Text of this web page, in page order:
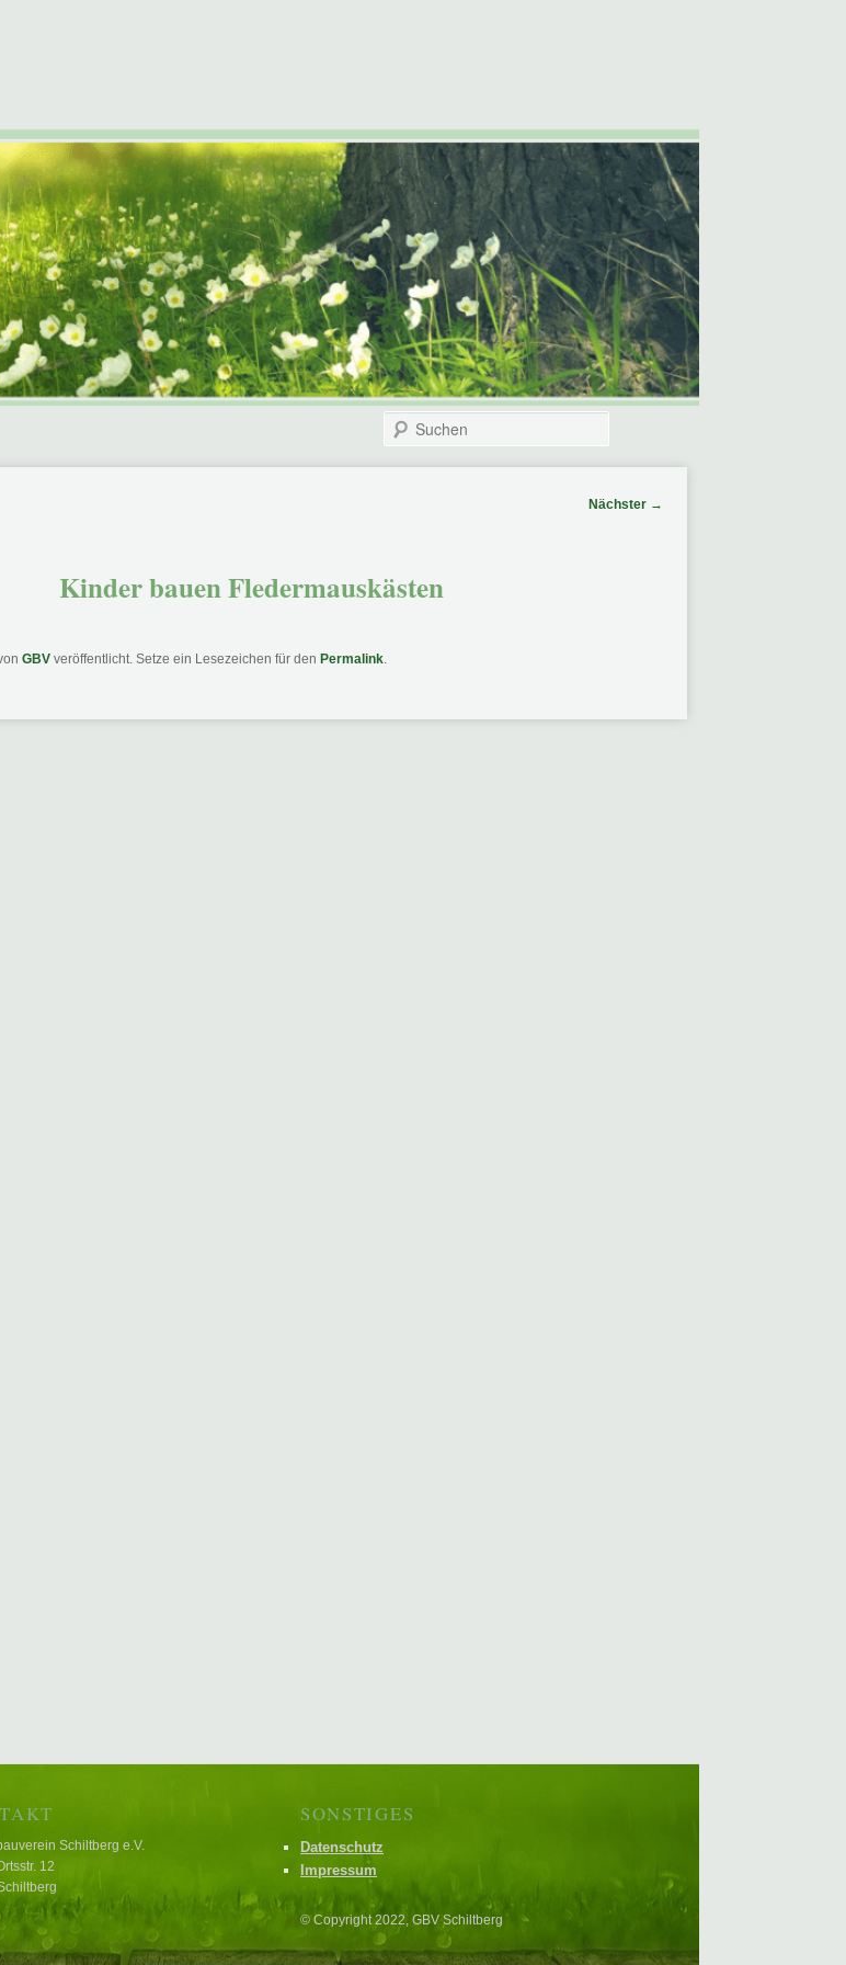
Nächster →
Kinder bauen Fledermauskästen
GBV veröffentlicht. Setze ein Lesezeichen für den Permalink.
Schiltberg e.V.
12
SONSTIGES
Datenschutz
Impressum
© Copyright 2022, GBV Schiltberg